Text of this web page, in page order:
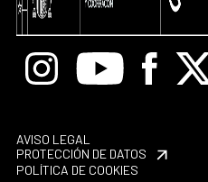
InstagramYoutube Facebook
X
AVISO LEGAL
PROTECCIÓN DE DATOS
POLÍTICA DE COOKIES